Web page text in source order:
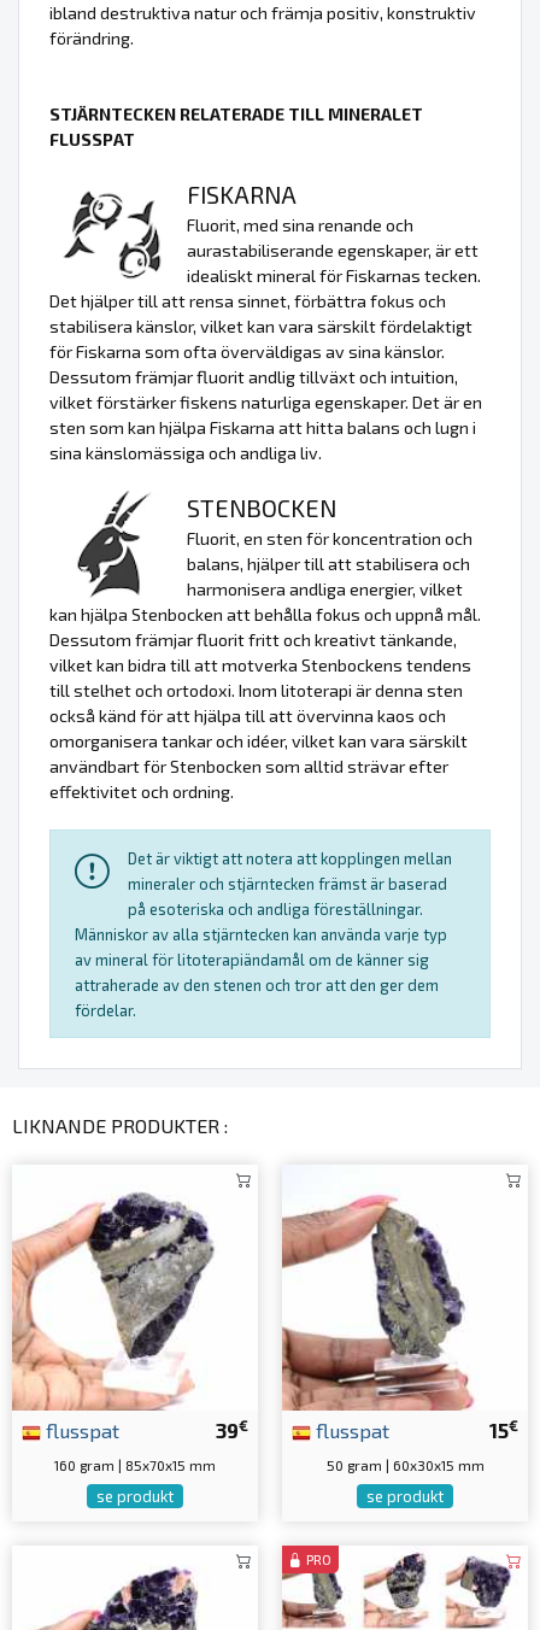
ibland destruktiva natur och främja positiv, konstruktiv
förändring.
STJÄRNTECKEN RELATERADE TILL MINERALET
FLUSSPAT
FISKARNA
Fluorit, med sina renande och
aurastabiliserande egenskaper, är ett
idealiskt mineral för Fiskarnas tecken.
Det hjälper till att rensa sinnet, förbättra fokus och
stabilisera känslor, vilket kan vara särskilt fördelaktigt
för Fiskarna som ofta överväldigas av sina känslor.
Dessutom främjar fluorit andlig tillväxt och intuition,
vilket förstärker fiskens naturliga egenskaper. Det är en
sten som kan hjälpa Fiskarna att hitta balans och lugn i
sina känslomässiga och andliga liv.
STENBOCKEN
Fluorit, en sten för koncentration och
balans, hjälper till att stabilisera och
harmonisera andliga energier, vilket
kan hjälpa Stenbocken att behålla fokus och uppnå mål.
Dessutom främjar fluorit fritt och kreativt tänkande,
vilket kan bidra till att motverka Stenbockens tendens
till stelhet och ortodoxi. Inom litoterapi är denna sten
också känd för att hjälpa till att övervinna kaos och
omorganisera tankar och idéer, vilket kan vara särskilt
användbart för Stenbocken som alltid strävar efter
effektivitet och ordning.
Det är viktigt att notera att kopplingen mellan
mineraler och stjärntecken främst är baserad
på esoteriska och andliga föreställningar.
Människor av alla stjärntecken kan använda varje typ
av mineral för litoterapiändamål om de känner sig
attraherade av den stenen och tror att den ger dem
fördelar.
LIKNANDE PRODUKTER :
39€
flusspat
160 gram | 85x70x15 mm
se produkt
15€
flusspat
50 gram | 60x30x15 mm
se produkt
PRO